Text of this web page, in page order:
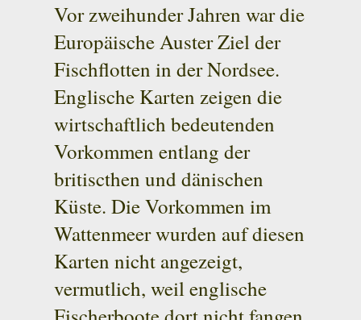
Vor zweihunder Jahren war die
Europäische Auster Ziel der
Fischflotten in der Nordsee.
Englische Karten zeigen die
wirtschaftlich bedeutenden
Vorkommen entlang der
britiscthen und dänischen
Küste. Die Vorkommen im
Wattenmeer wurden auf diesen
Karten nicht angezeigt,
vermutlich, weil englische